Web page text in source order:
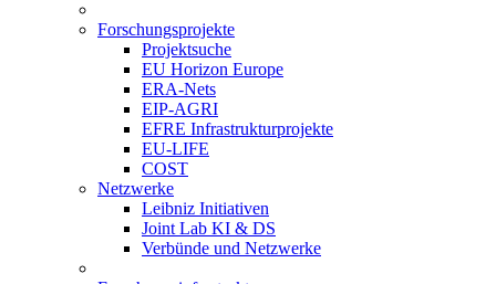
Forschungsprojekte
Projektsuche
EU Horizon Europe
ERA-Nets
EIP-AGRI
EFRE Infrastrukturprojekte
EU-LIFE
COST
Netzwerke
Leibniz Initiativen
Joint Lab KI & DS
Verbünde und Netzwerke